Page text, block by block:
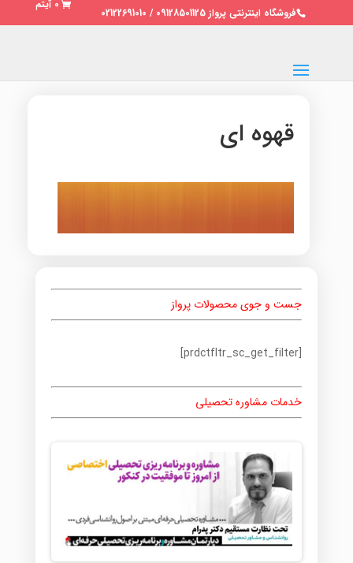
فروشگاه اینترنتی پرواز 09128501125 / 02122691010
0 آیتم
قهوه ای
جست و جوی محصولات پرواز
[prdctfltr_sc_get_filter]
خدمات مشاوره تحصیلی